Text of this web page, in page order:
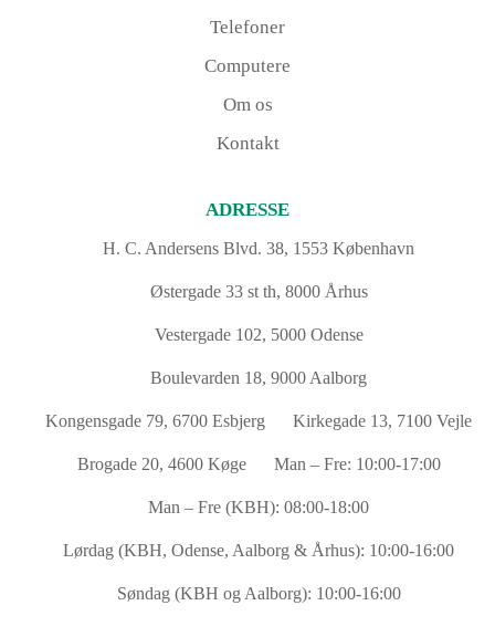
Telefoner
Computere
Om os
Kontakt
ADRESSE
H. C. Andersens Blvd. 38, 1553 København
Østergade 33 st th, 8000 Århus
Vestergade 102, 5000 Odense
Boulevarden 18, 9000 Aalborg
Kongensgade 79, 6700 Esbjerg Kirkegade 13, 7100 Vejle
Brogade 20, 4600 Køge Man – Fre: 10:00-17:00
Man – Fre (KBH): 08:00-18:00
Lørdag (KBH, Odense, Aalborg & Århus): 10:00-16:00
Søndag (KBH og Aalborg): 10:00-16:00